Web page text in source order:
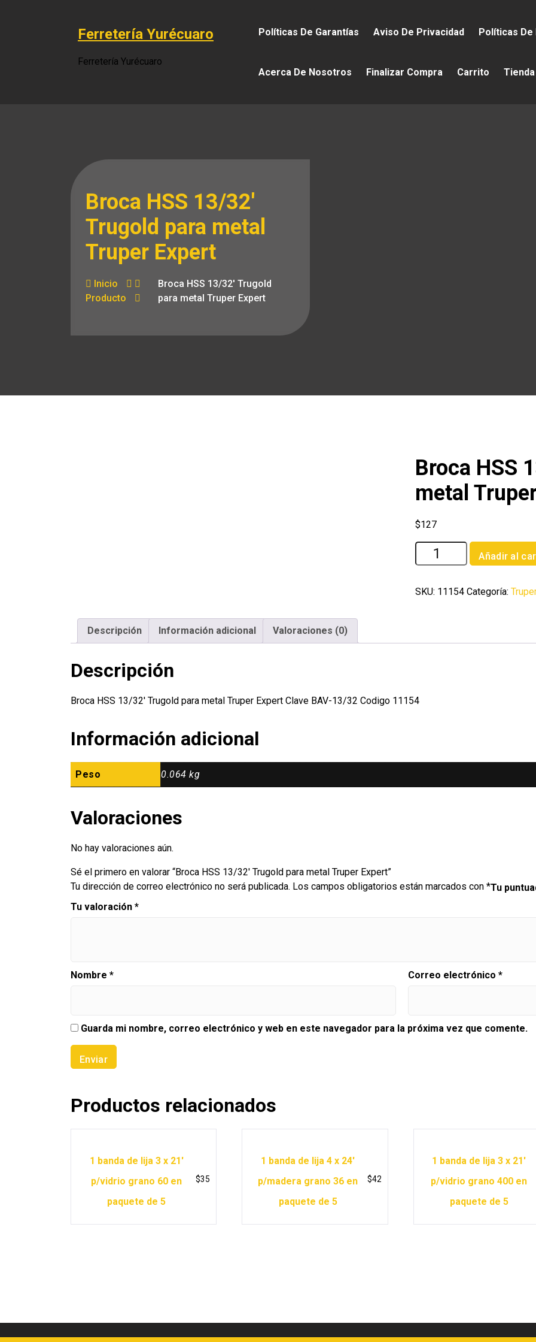
Ferretería Yurécuaro
Ferretería Yurécuaro
Políticas De Garantías Aviso De Privacidad Políticas De
Acerca De Nosotros Finalizar Compra Carrito
Broca HSS 13/32′
Trugold para metal
Truper Expert
Inicio
Producto
Broca HSS 13/32′ Trugold
para metal Truper Expert
Broca HSS
metal
$127
Broca
HSS
Trugold
Añadir al
SKU: 11154 Categoría:
Descripción Información adicional Valoraciones (0)
Descripción
Broca HSS 13/32′ Trugold para metal Truper Expert Clave BAV-13/32 Codigo 11154
Información adicional
Peso 0.064 kg
Valoraciones
No hay valoraciones aún.
Sé el primero en valorar “Broca HSS 13/32′ Trugold para metal Truper Expert”
Tu dirección de correo electrónico no será publicada. Los campos obligatorios están marcados con *Tu
Tu valoración *
Nombre * Correo electrónico *
Guarda mi nombre, correo electrónico y web en este navegador para la próxima vez que comente.
Productos relacionados
1 banda de lija 3 x 21′
p/vidrio grano 60 en
paquete de 5
$35
1 banda de lija 4 x 24′
p/madera grano 36 en
paquete de 5
$42
1 banda de lija 3 x 21′
p/vidrio grano 400 en
paquete de 5